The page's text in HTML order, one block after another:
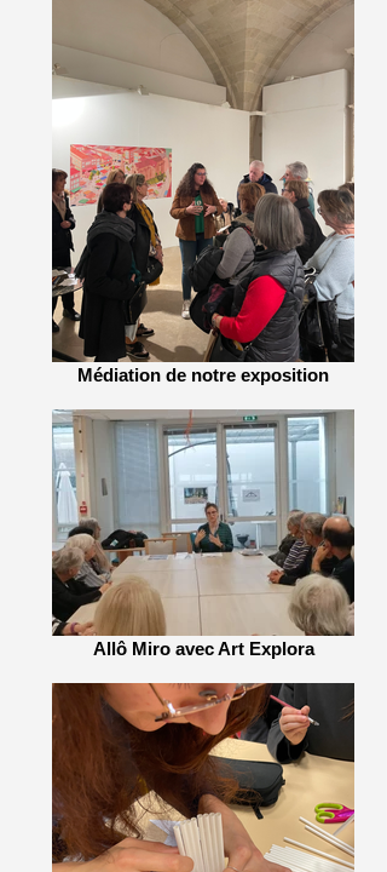
Médiation de notre exposition
Allô Miro avec Art Explora